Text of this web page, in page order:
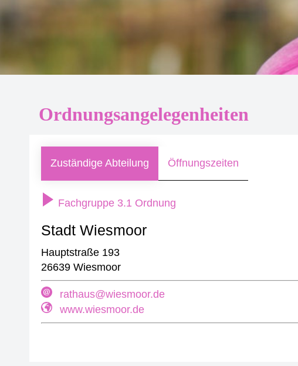
Ordnungsangelegenheiten
Zuständige Abteilung Öffnungszeiten
Fachgruppe 3.1 Ordnung
Stadt Wiesmoor
Hauptstraße 193
26639 Wiesmoor
rathaus@wiesmoor.de
www.wiesmoor.de